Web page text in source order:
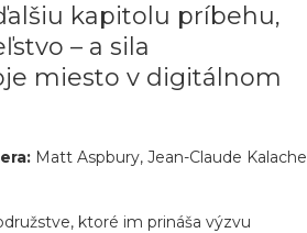
kapitolu príbehu,
– a sila
miesto v digitálnom
Matt Aspbury, Jean-Claude Kalache
ktoré im prináša výzvu